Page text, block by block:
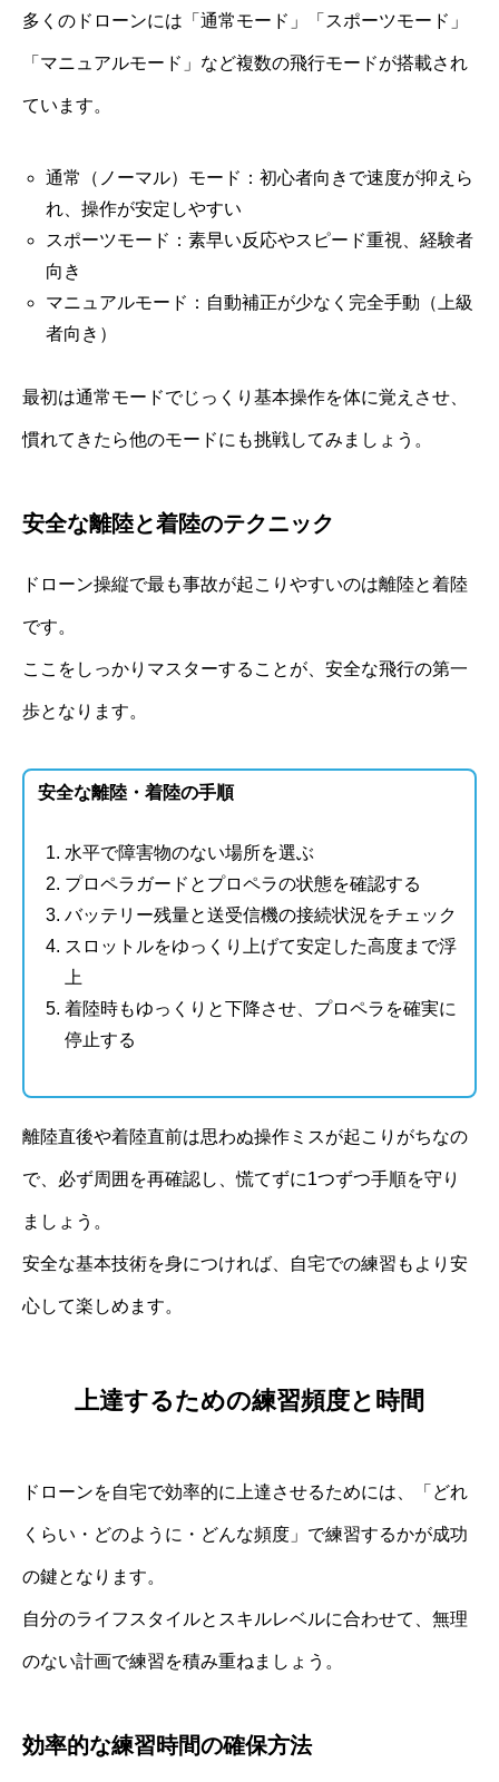
多くのドローンには「通常モード」「スポーツモード」
「マニュアルモード」など複数の飛行モードが搭載され
ています。
通常（ノーマル）モード：初心者向きで速度が抑えら
れ、操作が安定しやすい
スポーツモード：素早い反応やスピード重視、経験者
向き
マニュアルモード：自動補正が少なく完全手動（上級
者向き）
最初は通常モードでじっくり基本操作を体に覚えさせ、
慣れてきたら他のモードにも挑戦してみましょう。
安全な離陸と着陸のテクニック
ドローン操縦で最も事故が起こりやすいのは離陸と着陸
です。
ここをしっかりマスターすることが、安全な飛行の第一
歩となります。
安全な離陸・着陸の手順
水平で障害物のない場所を選ぶ
プロペラガードとプロペラの状態を確認する
バッテリー残量と送受信機の接続状況をチェック
スロットルをゆっくり上げて安定した高度まで浮
上
着陸時もゆっくりと下降させ、プロペラを確実に
停止する
離陸直後や着陸直前は思わぬ操作ミスが起こりがちなの
で、必ず周囲を再確認し、慌てずに1つずつ手順を守り
ましょう。
安全な基本技術を身につければ、自宅での練習もより安
心して楽しめます。
上達するための練習頻度と時間
ドローンを自宅で効率的に上達させるためには、「どれ
くらい・どのように・どんな頻度」で練習するかが成功
の鍵となります。
自分のライフスタイルとスキルレベルに合わせて、無理
のない計画で練習を積み重ねましょう。
効率的な練習時間の確保方法